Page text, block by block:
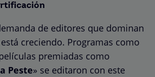
de editores que dominan
creciendo. Programas como
premiadas como
Peste» se editaron con este